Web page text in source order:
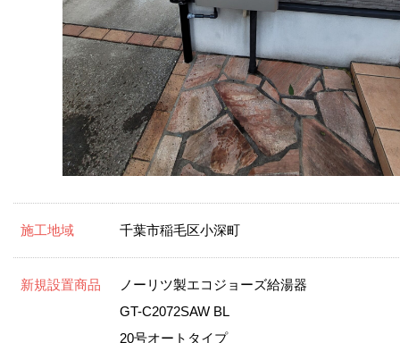
施工地域 千葉市稲毛区小深町
新規設置商品
ノーリツ製エコジョーズ給湯器
GT-C2072SAW BL
20号オートタイプ